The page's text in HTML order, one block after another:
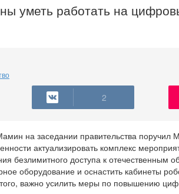
уметь работать на
2
на заседании правительства поручил
актуализировать комплекс
безлимитного доступа к
оборудование и оснастить кабинеты
важно усилить меры по повышению